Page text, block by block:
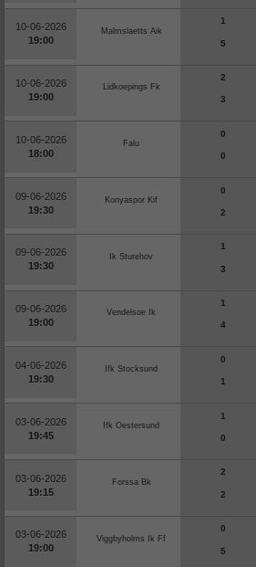
10-06-2026
19:00
Malmslaetts Aik
1
5
10-06-2026
19:00
Lidkoepings Fk
2
3
10-06-2026
18:00
Falu
0
0
09-06-2026
19:30
Konyaspor Kif
0
2
09-06-2026
19:30
Ik Sturehov
1
3
09-06-2026
19:00
Vendelsoe Ik
1
4
04-06-2026
19:30
Ifk Stocksund
0
1
03-06-2026
19:45
Ifk Oestersund
1
0
03-06-2026
19:15
Forssa Bk
2
2
03-06-2026
19:00
Viggbyholms Ik Ff
0
5